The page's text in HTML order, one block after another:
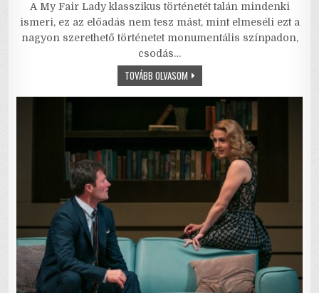
c
e
b
k
it
te
r
ai
l
ai
l
at
s
p
ar
e
A My Fair Lady klasszikus történetét talán mindenki
ismeri, ez az előadás nem tesz mást, mint elmeséli ezt a
nagyon szerethető történetet monumentális színpadon,
csodás…
TOVÁBB OLVASOMMY
FAIR
LADY
SZERELMI
TÖRTÉNET
A
CENTRÁL
SZÍNHÁZBAN